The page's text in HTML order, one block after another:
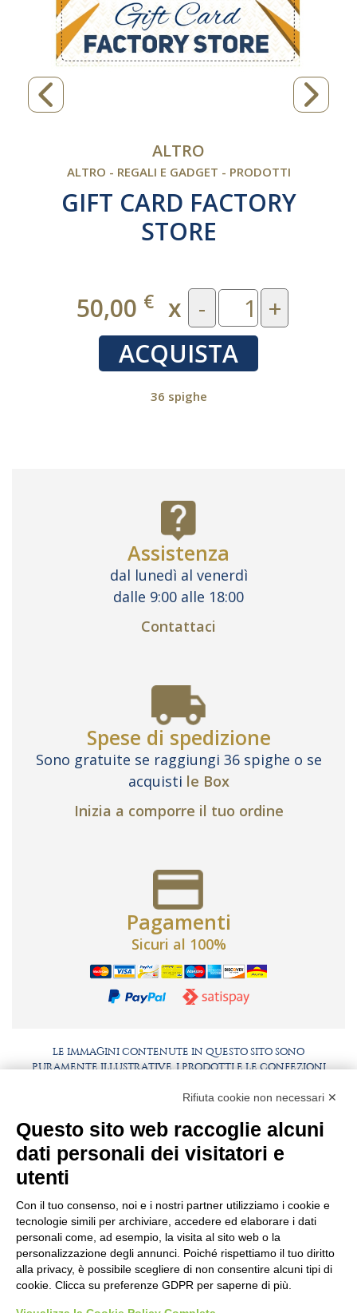
ALTRO
ALTRO - REGALI E GADGET - PRODOTTI
GIFT CARD FACTORY
STORE
50,00 € x -
+
ACQUISTA
36 spighe
Assistenza
dal lunedì al venerdì
dalle 9:00 alle 18:00
Contattaci
Spese di spedizione
Sono gratuite se raggiungi 36 spighe o se
acquisti le Box
Inizia a comporre il tuo ordine
Pagamenti
Sicuri al 100%
LE IMMAGINI CONTENUTE IN QUESTO SITO SONO
PURAMENTE ILLUSTRATIVE, I PRODOTTI E LE CONFEZIONI
BEST PARTNER AREA
COMPLIANCE
TERMINI E CONDIZIONI
Rifiuta cookie non necessari ✕
Questo sito web raccoglie alcuni
dati personali dei visitatori e
utenti
Con il tuo consenso, noi e i nostri partner utilizziamo i cookie e
tecnologie simili per archiviare, accedere ed elaborare i dati
personali come, ad esempio, la visita al sito web o la
personalizzazione degli annunci. Poiché rispettiamo il tuo diritto
alla privacy, è possibile scegliere di non consentire alcuni tipi di
cookie. Clicca su preferenze GDPR per saperne di più.